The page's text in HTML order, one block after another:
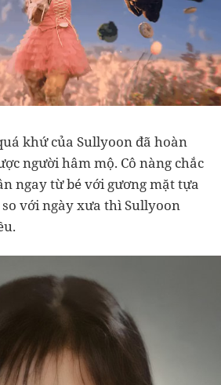
khứ của Sullyoon đã hoàn
người hâm mộ. Cô nàng chắc
ngay từ bé với gương mặt tựa
so với ngày xưa thì Sullyoon